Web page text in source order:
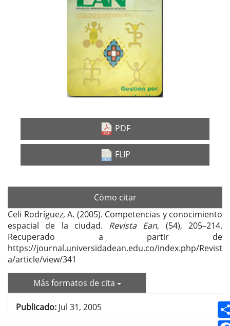
PDF
FLIP
Cómo citar
Celi Rodríguez, A. (2005). Competencias y conocimiento
espacial de la ciudad. Revista Ean, (54), 205–214.
Recuperado a partir de
https://journal.universidadean.edu.co/index.php/Revist
a/article/view/341
Más formatos de cita
Publicado: Jul 31, 2005